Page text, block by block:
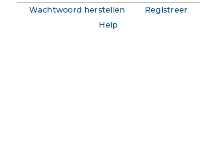
Wachtwoord herstellen
Registreer
Help